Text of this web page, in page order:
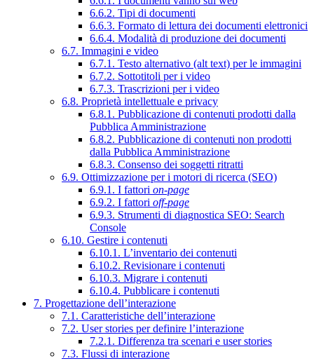
6.6.2. Tipi di documenti
6.6.3. Formato di lettura dei documenti elettronici
6.6.4. Modalità di produzione dei documenti
6.7. Immagini e video
6.7.1. Testo alternativo (alt text) per le immagini
6.7.2. Sottotitoli per i video
6.7.3. Trascrizioni per i video
6.8. Proprietà intellettuale e privacy
6.8.1. Pubblicazione di contenuti prodotti dalla
Pubblica Amministrazione
6.8.2. Pubblicazione di contenuti non prodotti
dalla Pubblica Amministrazione
6.8.3. Consenso dei soggetti ritratti
6.9. Ottimizzazione per i motori di ricerca (SEO)
6.9.1. I fattori on-page
6.9.2. I fattori off-page
6.9.3. Strumenti di diagnostica SEO: Search
Console
6.10. Gestire i contenuti
6.10.1. L’inventario dei contenuti
6.10.2. Revisionare i contenuti
6.10.3. Migrare i contenuti
6.10.4. Pubblicare i contenuti
7. Progettazione dell’interazione
7.1. Caratteristiche dell’interazione
7.2. User stories per definire l’interazione
7.2.1. Differenza tra scenari e user stories
7.3. Flussi di interazione